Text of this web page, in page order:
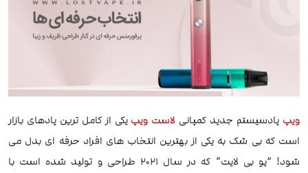
ویپ پادسیستم جدید کمپانی لاست ویپ یکی از کامل ترین پادهای بازار
است که بی شک به یکی از بهترین انتخاب های افراد حرفه ای بدل می
شود! “یو بی لایت” که در سال 2021 طراحی و تولید شده است با